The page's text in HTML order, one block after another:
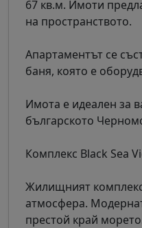
67 кв.м. Имоти
на пространството.
Апартаментът се
баня, която е
Имота е идеален за
българското
Комплекс Black Sea
Жилищният
атмосфера.
престой край